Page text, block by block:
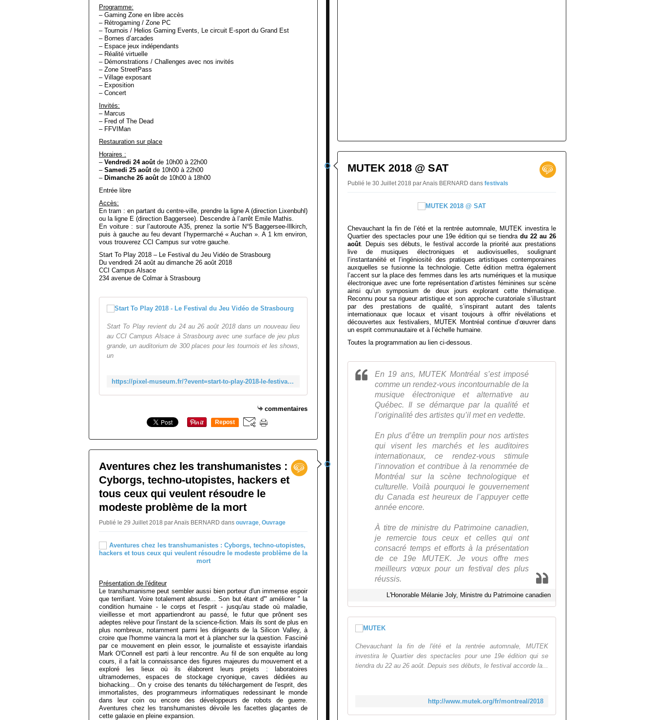
Programme:
– Gaming Zone en libre accès
– Rétrogaming / Zone PC
– Tournois / Helios Gaming Events, Le circuit E-sport du Grand Est
– Bornes d’arcades
– Espace jeux indépendants
– Réalité virtuelle
– Démonstrations / Challenges avec nos invités
– Zone StreetPass
– Village exposant
– Exposition
– Concert
Invités:
– Marcus
– Fred of The Dead
– FFVIMan
Restauration sur place
Horaires :
– Vendredi 24 aoûtde 10h00 à 22h00
– Samedi 25 août de 10h00 à 22h00
– Dimanche 26 août de 10h00 à 18h00
Entrée libre
Accès:
En tram : en partant du centre-ville, prendre la ligne A (direction Lixenbuhl)
ou la ligne E (direction Baggersee). Descendre à l’arrêt Emile Mathis.
En voiture : sur l’autoroute A35, prenez la sortie N°5 Baggersee-Illkirch,
puis à gauche au feu devant l’hypermarché « Auchan ». A 1 km environ,
vous trouverez CCI Campus sur votre gauche.
Start To Play 2018 – Le Festival du Jeu Vidéo de Strasbourg
Du vendredi 24 août au dimanche 26 août 2018
CCI Campus Alsace
234 avenue de Colmar à Strasbourg
Start To Play 2018 - Le Festival du Jeu Vidéo de Strasbourg
Start To Play revient du 24 au 26 août 2018 dans un nouveau lieu
au CCI Campus Alsace à Strasbourg avec une surface de jeu plus
grande, un auditorium de 300 places pour les tournois et les shows,
un
https://pixel-museum.fr/?event=start-to-play-2018-le-festival-du-jeu-video-de-strasbourg
commentaires
Repost
Aventures chez les transhumanistes :
Cyborgs, techno-utopistes, hackers et
tous ceux qui veulent résoudre le
modeste problème de la mort
Publié le 29 Juillet 2018 par Anaïs BERNARD dans ouvrage, Ouvrage
Présentation de l'éditeur
Le transhumanisme peut sembler aussi bien porteur d'un immense espoir
que terrifiant. Voire totalement absurde... Son but étant d'" améliorer " la
condition humaine - le corps et l'esprit - jusqu'au stade où maladie,
vieillesse et mort appartiendront au passé, le futur que prônent ses
adeptes relève pour l'instant de la science-fiction. Mais ils sont de plus en
plus nombreux, notamment parmi les dirigeants de la Silicon Valley, à
croire que l'homme vaincra la mort et à plancher sur la question. Fasciné
par ce mouvement en plein essor, le journaliste et essayiste irlandais
Mark O'Connell est parti à leur rencontre. Au fil de son enquête au long
cours, il a fait la connaissance des figures majeures du mouvement et a
exploré les lieux où ils élaborent leurs projets : laboratoires
ultramodernes, espaces de stockage cryonique, caves dédiées au
biohacking... On y croise des tenants du téléchargement de l'esprit, des
immortalistes, des programmeurs informatiques redessinant le monde
dans leur coin ou encore des développeurs de robots de guerre.
Aventures chez les transhumanistes dévoile les facettes glaçantes de
cette galaxie en pleine expansion.
MUTEK 2018 @ SAT
Publié le 30 Juillet 2018 par Anaïs BERNARD dans festivals
Chevauchant la fin de l’été et la rentrée automnale, MUTEK investira le
Quartier des spectacles pour une 19e édition qui se tiendradu 22 au 26
août. Depuis ses débuts, le festival accorde la priorité aux prestations
live de musiques électroniques et audiovisuelles, soulignant
l’instantanéité et l’ingéniosité des pratiques artistiques contemporaines
auxquelles se fusionne la technologie. Cette édition mettra également
l’accent sur la place des femmes dans les arts numériques et la musique
électronique avec une forte représentation d’artistes féminines sur scène
ainsi qu’un symposium de deux jours explorant cette thématique.
Reconnu pour sa rigueur artistique et son approche curatoriale s’illustrant
par des prestations de qualité, s’inspirant autant des talents
internationaux que locaux et visant toujours à offrir révélations et
découvertes aux festivaliers, MUTEK Montréal continue d’œuvrer dans
un esprit communautaire et à l’échelle humaine.
Toutes la programmation au lien ci-dessous.
En 19 ans, MUTEK Montréal s’est imposé
comme un rendez-vous incontournable de la
musique électronique et alternative au
Québec. Il se démarque par la qualité et
l’originalité des artistes qu’il met en vedette.
En plus d’être un tremplin pour nos artistes
qui visent les marchés et les auditoires
internationaux, ce rendez-vous stimule
l’innovation et contribue à la renommée de
Montréal sur la scène technologique et
culturelle. Voilà pourquoi le gouvernement
du Canada est heureux de l’appuyer cette
année encore.
À titre de ministre du Patrimoine canadien,
je remercie tous ceux et celles qui ont
consacré temps et efforts à la présentation
de ce 19e MUTEK. Je vous offre mes
meilleurs vœux pour un festival des plus
réussis.
L'Honorable Mélanie Joly, Ministre du Patrimoine canadien
Chevauchant la fin de l'été et la rentrée automnale, MUTEK
investira le Quartier des spectacles pour une 19e édition qui se
tiendra du 22 au 26 août. Depuis ses débuts, le festival accorde la...
http://www.mutek.org/fr/montreal/2018